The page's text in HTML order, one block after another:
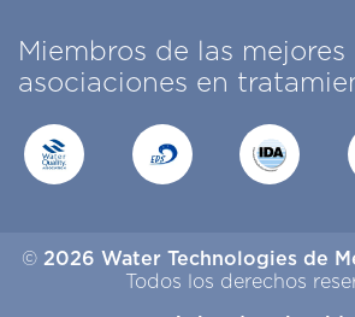
Miembros de las mejores
asociaciones en
© 2026 Water Technologies de
Todos los derechos